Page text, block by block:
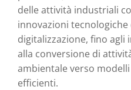
delle attività industriali
innovazioni tecnologiche
digitalizzazione, fino
alla conversione di
ambientale verso
efficienti.